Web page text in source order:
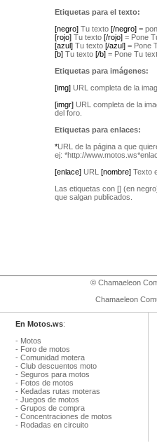
Etiquetas para el texto:
[negro]Tu texto [/negro]=
[rojo]Tu texto [/rojo]= Pone
[azul]Tu texto [/azul]= Pone
[b]Tu texto [/b]= Pone Tu
Etiquetas para imágenes:
[img]URL completa de la
[imgr]URL completa de la
del foro.
Etiquetas para enlaces:
*URL de la página a que
ej: *http://
[enlace]URL [nombre]Texto
Las etiquetas con [] (en
que salgan publicados.
© Chamaeleon
Chamaeleon
En Motos.ws:
- Motos
- Foro de motos
- Comunidad motera
- Club descuentos moto
- Seguros para motos
- Fotos de motos
- Kedadas rutas moteras
- Juegos de motos
- Grupos de compra
- Concentraciones de motos
- Rodadas en circuito